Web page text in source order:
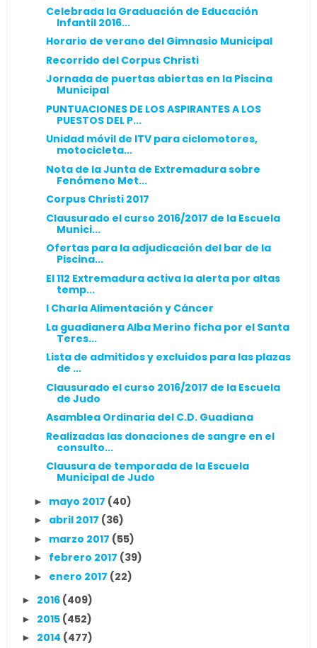
Celebrada la Graduación de Educación
Infantil 2016...
Horario de verano del Gimnasio Municipal
Recorrido del Corpus Christi
Jornada de puertas abiertas en la Piscina
Municipal
PUNTUACIONES DE LOS ASPIRANTES A LOS
PUESTOS DEL P...
Unidad móvil de ITV para ciclomotores,
motocicleta...
Nota de la Junta de Extremadura sobre
Fenómeno Met...
Corpus Christi 2017
Clausurado el curso 2016/2017 de la Escuela
Munici...
Ofertas para la adjudicación del bar de la
Piscina...
El 112 Extremadura activa la alerta por altas
temp...
I Charla Alimentación y Cáncer
La guadianera Alba Merino ficha por el Santa
Teres...
Lista de admitidos y excluidos para las plazas
de ...
Clausurado el curso 2016/2017 de la Escuela
de Judo
Asamblea Ordinaria del C.D. Guadiana
Realizadas las donaciones de sangre en el
consulto...
Clausura de temporada de la Escuela
Municipal de Judo
► mayo 2017 (40)
► abril 2017 (36)
► marzo 2017 (55)
► febrero 2017 (39)
► enero 2017 (22)
► 2016 (409)
► 2015 (452)
► 2014 (477)